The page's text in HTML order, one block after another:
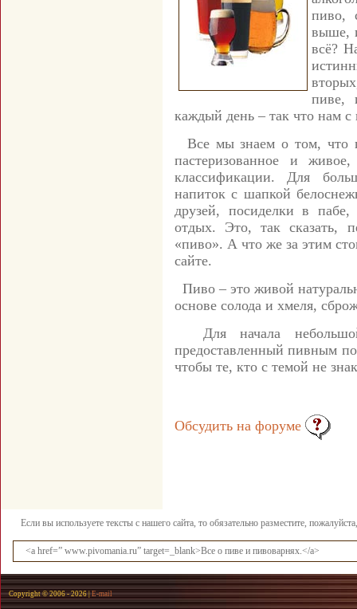
пиво,
выше,
всё?
пиве,
каждый день – так что нам с
Все мы знаем о том, что
пастеризованное и
классификации. Для
напиток с шапкой
друзей, посиделки в
отдых. Это, так сказать,
«пиво». А что же за этим
сайте.
Пиво – это живой
основе солода и хмеля,
Для начала
предоставленный пивным
чтобы те, кто с темой не
Обсудить на форуме
Если вы используете тексты с нашего сайта, то обязательно разместите,
<a href=” www.pivomania.ru” target=_blank>Все о пиве и пивоварнях.</a>
Copyright © 2006 -2026 |E-mail